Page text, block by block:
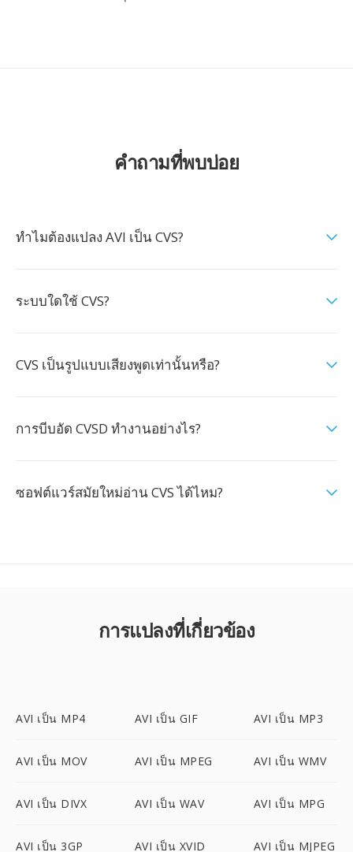
คำถามที่พบบ่อย
ทำไมต้องแปลง AVI เป็น CVS?
ระบบใดใช้ CVS?
CVS เป็นรูปแบบเสียงพูดเท่านั้นหรือ?
การบีบอัด CVSD ทำงานอย่างไร?
ซอฟต์แวร์สมัยใหม่อ่าน CVS ได้ไหม?
การแปลงที่เกี่ยวข้อง
AVI เป็น MP4 AVI เป็น GIF AVI เป็น MP3
AVI เป็น MOV AVI เป็น MPEG AVI เป็น WMV
AVI เป็น DIVX AVI เป็น WAV AVI เป็น MPG
AVI เป็น 3GP AVI เป็น XVID AVI เป็น MJPEG